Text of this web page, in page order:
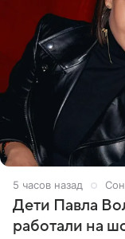
5 часов назад
Дети Павла
работали на